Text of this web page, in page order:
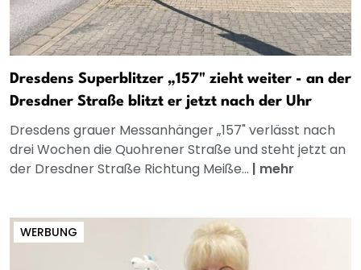
Dresdens Superblitzer „157" zieht weiter - an der
Dresdner Straße blitzt er jetzt nach der Uhr
Dresdens grauer Messanhänger „157" verlässt nach
drei Wochen die Quohrener Straße und steht jetzt an
der Dresdner Straße Richtung Meiße... | mehr
WERBUNG